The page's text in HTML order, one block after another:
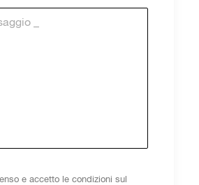
e accetto le condizioni sul